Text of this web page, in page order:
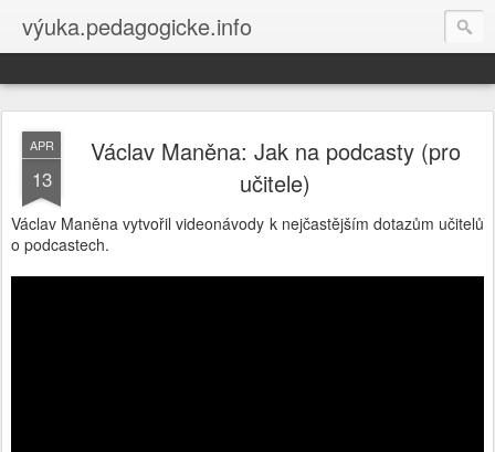
výuka.pedagogicke.info
APR
13
Václav Maněna: Jak na podcasty (pro
učitele)
Václav Maněna vytvořil videonávody k nejčastějším dotazům učitelů
o podcastech.